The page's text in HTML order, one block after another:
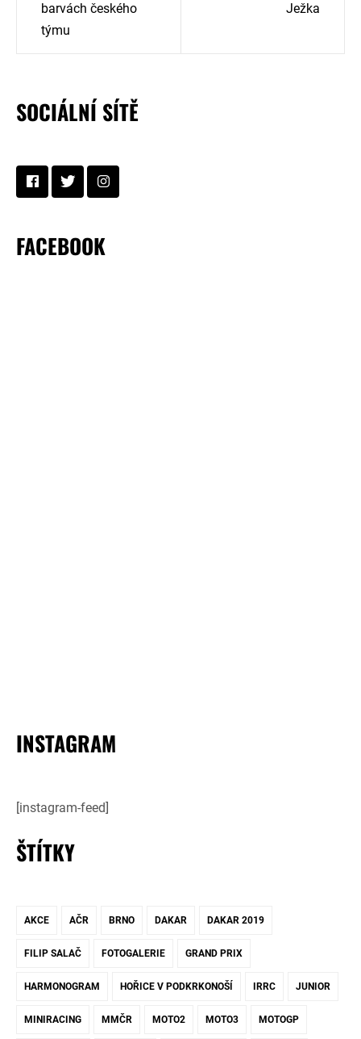
barvách českého
týmu
Ježka
SOCIÁLNÍ SÍTĚ
FACEBOOK
INSTAGRAM
[instagram-feed]
ŠTÍTKY
AKCE AČR BRNO DAKAR DAKAR 2019
FILIP SALAČ FOTOGALERIE GRAND PRIX
HARMONOGRAM HOŘICE V PODKRKONOŠÍ IRRC JUNIOR
MINIRACING MMČR MOTO2 MOTO3 MOTOGP